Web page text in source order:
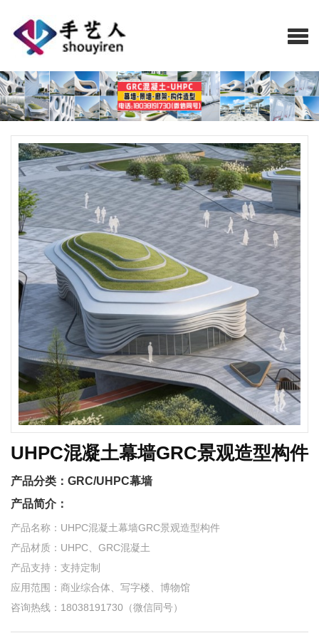
UHPC混凝土幕墙GRC景观造型构件
产品分类： GRC/UHPC幕墙
产品简介：
产品名称：UHPC混凝土幕墙GRC景观造型构件
产品材质：UHPC、GRC混凝土
产品支持：支持定制
应用范围：商业综合体、写字楼、博物馆
咨询热线：18038191730（微信同号）